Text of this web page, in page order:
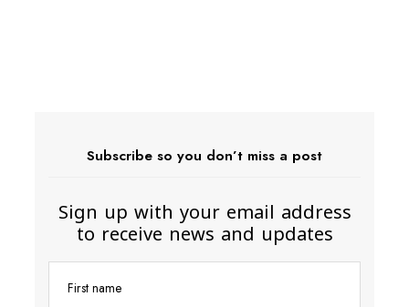
Subscribe so you don’t miss a post
Sign up with your email address
to receive news and updates
First name